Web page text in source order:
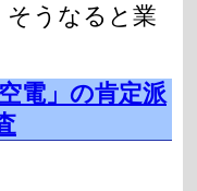
うなると業
電」の肯定派